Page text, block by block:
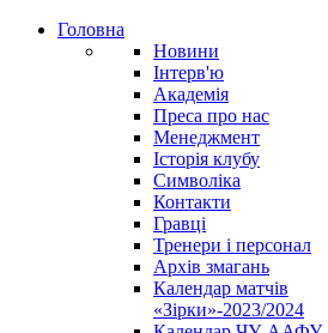
Головна
Новини
Інтерв'ю
Академія
Преса про нас
Менеджмент
Історія клубу
Символіка
Контакти
Гравці
Тренери і персонал
Архів змагань
Календар матчів
«Зірки»-2023/2024